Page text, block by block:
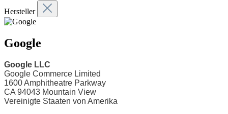
Hersteller
Google
Google LLC
Google Commerce Limited
1600 Amphitheatre Parkway
CA 94043 Mountain View
Vereinigte Staaten von Amerika